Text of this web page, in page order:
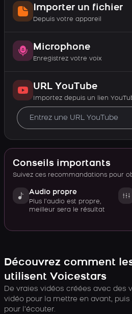
Importer un fichier
Depuis votre appareil
Microphone
Enregistrez votre voix
URL YouTube
Importez depuis un lien
Conseils importants
Suivez ces recommandations pour
Audio propre
Plus l’audio est propre,
meilleur sera le résultat
Découvrez comment
utilisent Voicestars
De vraies vidéos créées avec des
vidéo pour la mettre en avant,
pour l’écouter.